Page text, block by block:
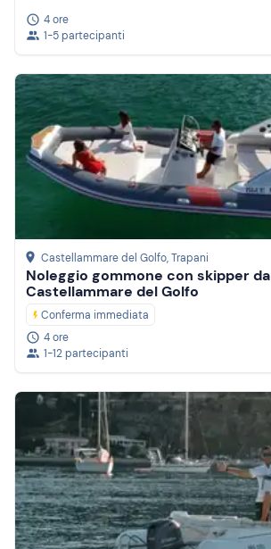
4 ore
1-5 partecipanti
Castellammare del Golfo, Trapani
Noleggio gommone con skipper da
Castellammare del Golfo
Conferma immediata
4 ore
1-12 partecipanti